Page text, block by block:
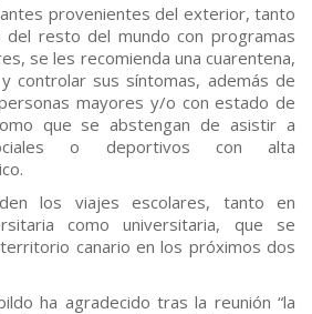
provenientes del exterior, tanto
del resto del mundo con programas
se les recomienda una cuarentena,
controlar sus síntomas, además de
mayores y/o con estado de
que se abstengan de asistir a
o deportivos con alta
los viajes escolares, tanto en
como universitaria, que se
canario en los próximos dos
ha agradecido tras la reunión “la